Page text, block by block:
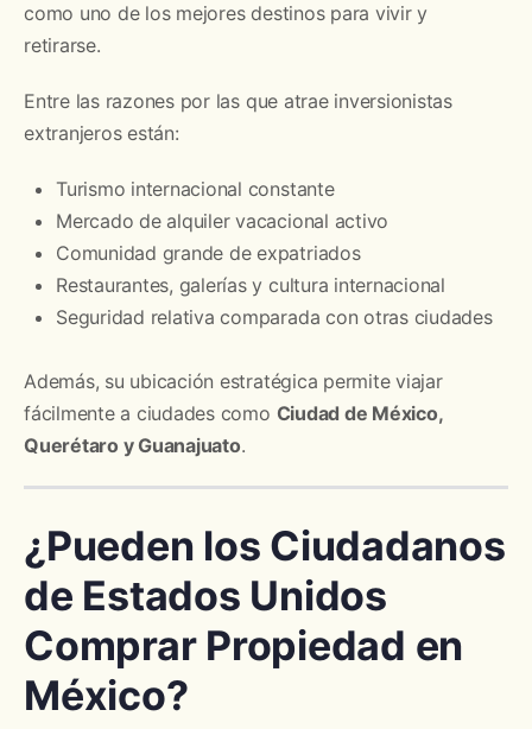
como uno de los mejores destinos para vivir y
retirarse.
Entre las razones por las que atrae inversionistas
extranjeros están:
Turismo internacional constante
Mercado de alquiler vacacional activo
Comunidad grande de expatriados
Restaurantes, galerías y cultura internacional
Seguridad relativa comparada con otras ciudades
Además, su ubicación estratégica permite viajar
fácilmente a ciudades como Ciudad de México,
Querétaro y Guanajuato.
¿Pueden los Ciudadanos
de Estados Unidos
Comprar Propiedad en
México?